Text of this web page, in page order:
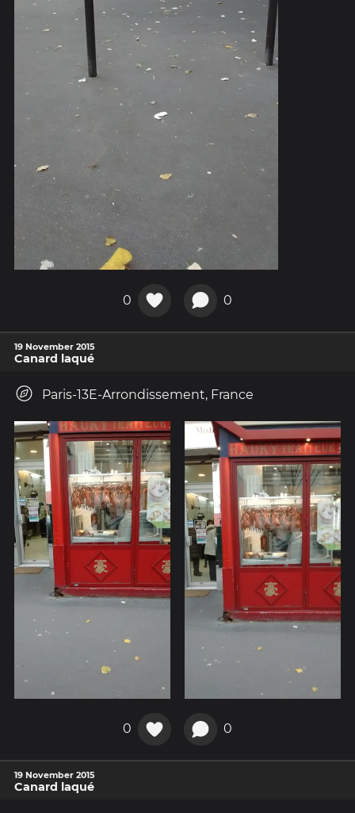
0 0
19 November 2015
Canard laqué
Paris-13E-Arrondissement, France
0 0
19 November 2015
Canard laqué